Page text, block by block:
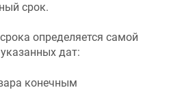
срок.
определяется самой
дат:
конечным